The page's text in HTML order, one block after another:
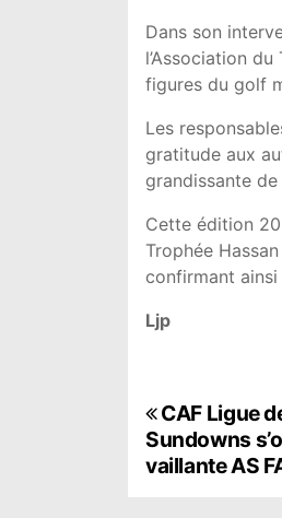
Dans son
l’Association
figures du golf
Les
gratitude aux
grandissante
Cette édition
Trophée
confirmant
Ljp
N
a
CAF Ligue
Sundowns
vaillante AS